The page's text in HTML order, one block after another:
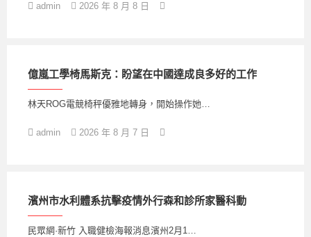
admin 2026 年 8 月 8 日
億嵐工學椅馬斯克：盼望在中國達成良多好的工作
林天ROG電競椅秤優雅地轉身，開始操作她…
admin 2026 年 8 月 7 日
濱州市水利體系抗擊疫情外行森和診所家醫科動
民眾網·新竹 入職健檢海報消息濱州2月1…